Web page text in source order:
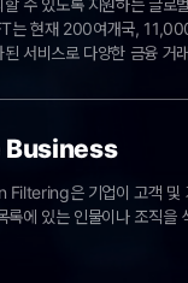
는 현재 200여개국,
서비스로 다양한 금융 거
은 기업이 고객 및
록에 있는 인물이나 조직을